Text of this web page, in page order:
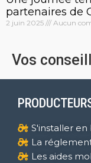
partenaires de
2 juin 2025 Aucun
Vos
S'installer en
La
Les aides